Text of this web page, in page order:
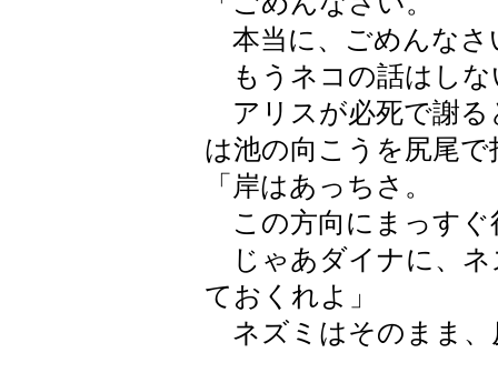
本当に、ごめんなさ
もうネコの話はしな
アリスが必死で謝る
は池の向こうを尻尾
「岸はあっちさ。
この方向にまっすぐ
じゃあダイナに、ネ
ておくれよ」
ネズミはそのまま、